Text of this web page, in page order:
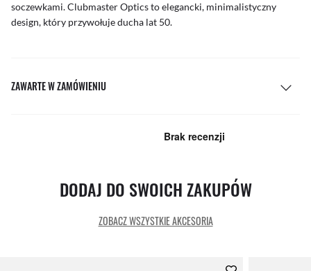
soczewkami. Clubmaster Optics to elegancki, minimalistyczny
design, który przywołuje ducha lat 50.
ZAWARTE W ZAMÓWIENIU
DODAJ DO SWOICH ZAKUPÓW
ZOBACZ WSZYSTKIE AKCESORIA